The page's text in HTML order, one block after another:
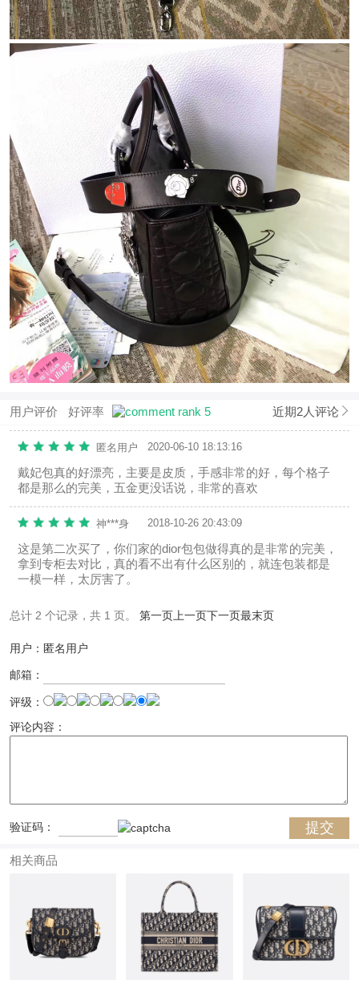
用户评价 好评率 近期2人评论
匿名用户 2020-06-10 18:13:16
戴妃包真的好漂亮，主要是皮质，手感非常的好，每个格子
都是那么的完美，五金更没话说，非常的喜欢
神***身 2018-10-26 20:43:09
这是第二次买了，你们家的dior包包做得真的是非常的完美，
拿到专柜去对比，真的看不出有什么区别的，就连包装都是
一模一样，太厉害了。
总计 2 个记录，共 1 页。 第一页 上一页下一页最末页
用户：匿名用户
邮箱：
评级：
评论内容：
验证码：
相关商品